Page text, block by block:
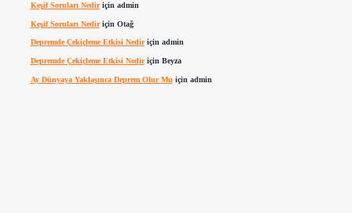
Keşif Soruları Nediriçin admin
Keşif Soruları Nediriçin Otağ
Depremde Çekiçleme Etkisi Nediriçin admin
Depremde Çekiçleme Etkisi Nediriçin Beyza
Ay Dünyaya Yaklaşınca Deprem Olur Mu için admin